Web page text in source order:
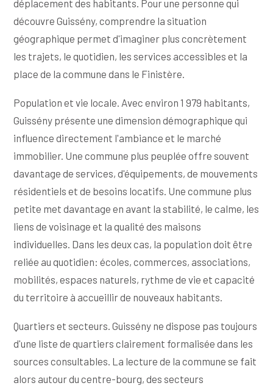
déplacement des habitants. Pour une personne qui
découvre Guissény, comprendre la situation
géographique permet d'imaginer plus concrètement
les trajets, le quotidien, les services accessibles et la
place de la commune dans le Finistère.
Population et vie locale. Avec environ 1 979 habitants,
Guissény présente une dimension démographique qui
influence directement l'ambiance et le marché
immobilier. Une commune plus peuplée offre souvent
davantage de services, d'équipements, de mouvements
résidentiels et de besoins locatifs. Une commune plus
petite met davantage en avant la stabilité, le calme, les
liens de voisinage et la qualité des maisons
individuelles. Dans les deux cas, la population doit être
reliée au quotidien: écoles, commerces, associations,
mobilités, espaces naturels, rythme de vie et capacité
du territoire à accueillir de nouveaux habitants.
Quartiers et secteurs. Guissény ne dispose pas toujours
d'une liste de quartiers clairement formalisée dans les
sources consultables. La lecture de la commune se fait
alors autour du centre-bourg, des secteurs